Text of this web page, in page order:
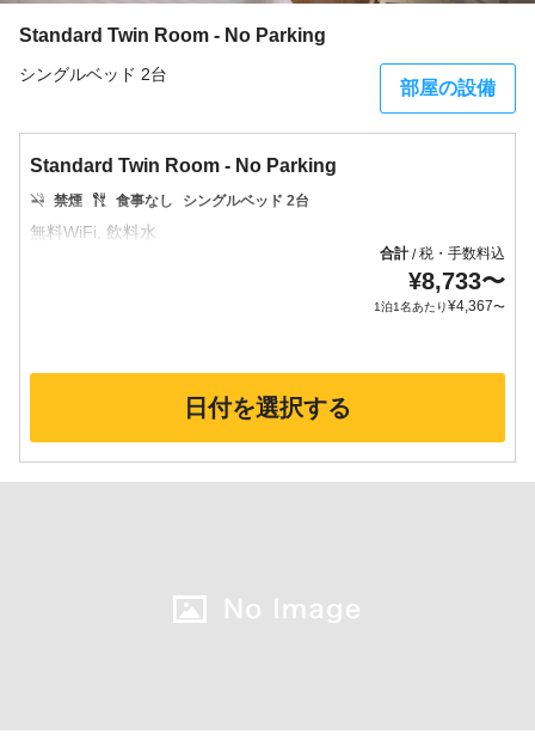
Standard Twin Room - No Parking
シングルベッド 2台
部屋の設備
Standard Twin Room - No Parking
禁煙 食事なし シングルベッド 2台
合計/税・手数料込
¥8,733〜
1泊1名あたり¥4,367〜
日付を選択する